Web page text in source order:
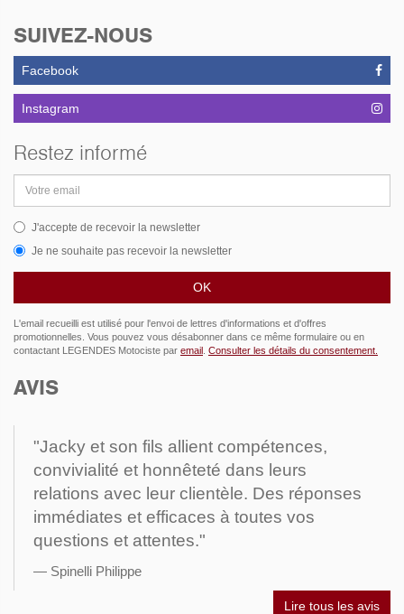
SUIVEZ-NOUS
Facebook
Instagram
Restez informé
email
J'accepte de recevoir la newsletter
Je ne souhaite pas recevoir la newsletter
L'email recueilli est utilisé pour l'envoi de lettres d'informations et d'offres
promotionnelles. Vous pouvez vous désabonner dans ce même formulaire ou en
contactant LEGENDES Motociste par email Consulter les détails du consentement.
AVIS
"Jacky et son fils allient compétences,
convivialité et honnêteté dans leurs
relations avec leur clientèle. Des réponses
immédiates et efficaces à toutes vos
questions et attentes."
Spinelli Philippe
Lire tous les avis